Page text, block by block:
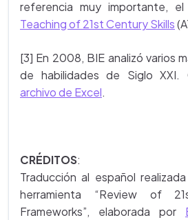
referencia muy importante,
Teaching of 21st Century Skills
[3] En 2008, BIE analizó varios
de habilidades de Siglo XXI.
archivo de Excel.
CRÉDITOS:
Traducción al español
herramienta “Review of
Frameworks”, elaborada por